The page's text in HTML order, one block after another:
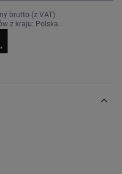
brutto (z VAT).
z kraju: Polska.